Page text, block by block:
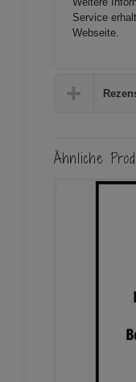
Service
Webseite
Ähnliche